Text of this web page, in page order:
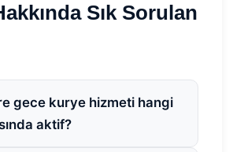
Sık Sorulan
gece kurye hizmeti hangi
aktif?